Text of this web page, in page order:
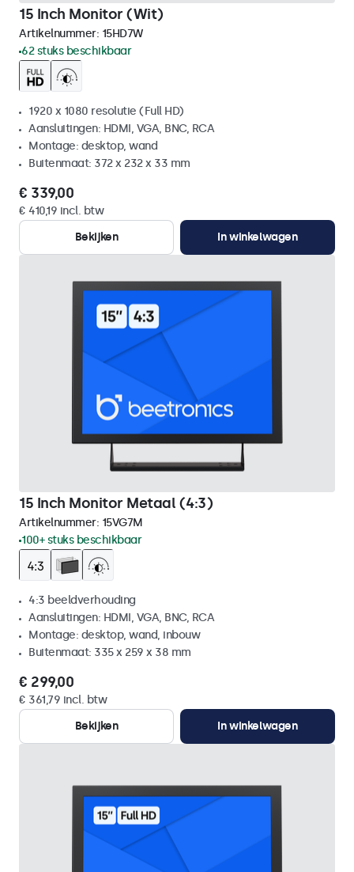
15 Inch Monitor (Wit)
Artikelnummer: 15HD7W
62 stuks beschikbaar
1920 x 1080 resolutie (Full HD)
Aansluitingen: HDMI, VGA, BNC, RCA
Montage: desktop, wand
Buitenmaat: 372 x 232 x 33 mm
€ 339,00
€ 410,19 incl. btw
Bekijken
In winkelwagen
15 Inch Monitor Metaal (4:3)
Artikelnummer: 15VG7M
100+ stuks beschikbaar
4:3 beeldverhouding
Aansluitingen: HDMI, VGA, BNC, RCA
Montage: desktop, wand, inbouw
Buitenmaat: 335 x 259 x 38 mm
€ 299,00
€ 361,79 incl. btw
Bekijken
In winkelwagen